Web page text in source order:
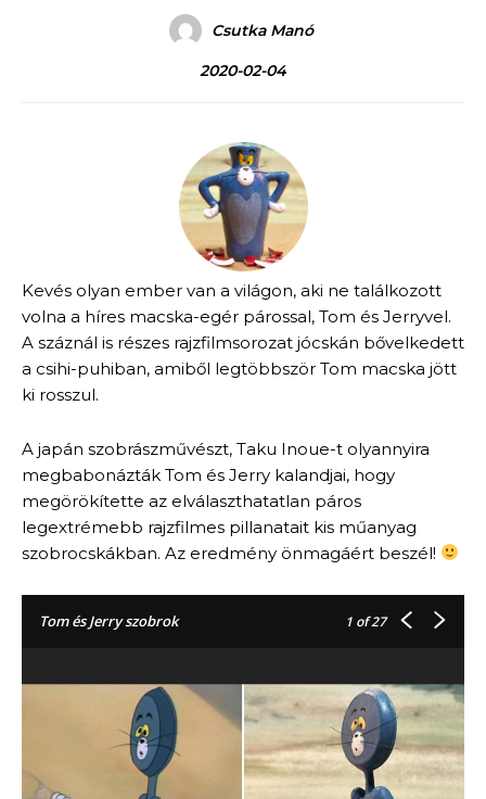
Csutka Manó
2020-02-04
Kevés olyan ember van a világon, aki ne találkozott
volna a híres macska-egér párossal, Tom és Jerryvel.
A száznál is részes rajzfilmsorozat jócskán bővelkedett
a csihi-puhiban, amiből legtöbbször Tom macska jött
ki rosszul.
A japán szobrászművészt, Taku Inoue-t olyannyira
megbabonázták Tom és Jerry kalandjai, hogy
megörökítette az elválaszthatatlan páros
legextrémebb rajzfilmes pillanatait kis műanyag
szobrocskákban. Az eredmény önmagáért beszél!
Tom és Jerry szobrok 1 of 27